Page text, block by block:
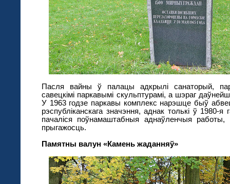
Пасля вайны ў палацы адкрылі санаторый,
савецкімі паркавымі скульптурамі, а шэраг
У 1963 годзе паркавы комплекс нарэшце быў
рэспубліканскага значэння, аднак толькі ў 1980-
пачаліся поўнамаштабныя аднаўленчыя
прыгажосць.
Памятны валун «Камень жаданняў»